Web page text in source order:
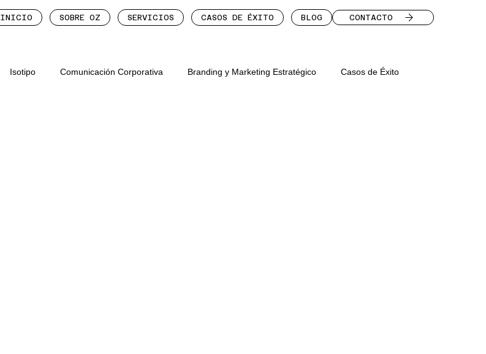
INICIO SOBRE OZ SERVICIOS CASOS DE ÉXITO BLOG CONTACTO
Isotipo Comunicación Corporativa Branding y Marketing Estratégico Casos de Éxito